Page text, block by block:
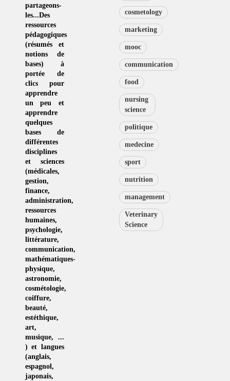
partageons-
les...Des
ressources
pédagogiques
(résumés et
notions de
bases) à
portée de
clics pour
apprendre
un peu et
apprendre
quelques
bases de
différentes
disciplines
et sciences
(médicales,
gestion,
finance,
administration,
ressources
humaines,
psychologie,
littérature,
communication,
mathématiques-
physique,
astronomie,
cosmétologie,
coiffure,
beauté,
estéthique,
art,
musique, ...
) et langues
(anglais,
espagnol ,
japonais,
cosmetology
marketing
mooc
communication
food
nursing
science
politique
medecine
sport
nutrition
management
Veterinary
Science